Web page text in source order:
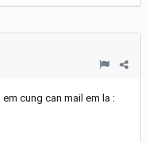
cung can mail em la :